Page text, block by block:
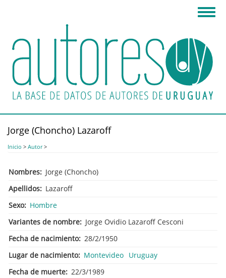
principal
Jorge (Choncho) Lazaroff
Inicio > Autor>
Nombres
Jorge (Choncho)
Apellidos
Lazaroff
Sexo
Hombre
Variantes de nombre
Jorge Ovidio Lazaroff Cesconi
Fecha de nacimiento
28/2/1950
Lugar de nacimiento
Montevideo Uruguay
Fecha de muerte
22/3/1989